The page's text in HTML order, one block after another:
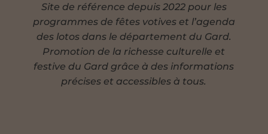
Site de référence depuis 2022 pour les
programmes de fêtes votives et l’agenda
des lotos dans le département du Gard.
Promotion de la richesse culturelle et
festive du Gard grâce à des informations
précises et accessibles à tous.